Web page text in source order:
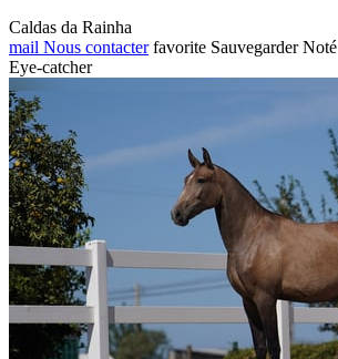
Caldas da Rainha
mail Nous contacter favorite Sauvegarder Noté
Eye-catcher